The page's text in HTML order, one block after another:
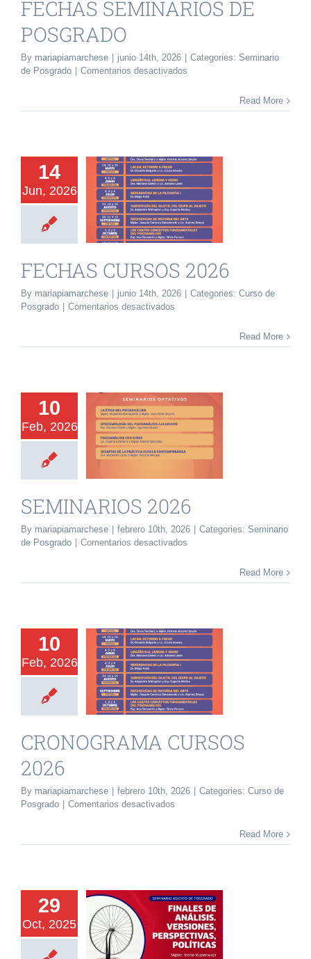
INVESTIGACIÓN Y EVENTOS
TESIS
CONTACTO
FECHAS SEMINARIOS DE
POSGRADO
By mariapiamarchese junio 14th, 2026 Categories: Seminario
de Posgrado
Comentarios desactivados
SEMINARIOS
DE
Read More
14
Jun, 2026
CURSOS
de Posgrado
FECHAS CURSOS 2026
By mariapiamarchese junio 14th, 2026 Categories: Curso de
Posgrado
Comentarios desactivados
2026
Read More
10
Feb, 2026
2026
de Posgrado
SEMINARIOS 2026
By mariapiamarchese febrero 10th, 2026 Categories: Seminario
de Posgrado
Comentarios desactivados
Read More
10
Feb, 2026
2026
de Posgrado
CRONOGRAMA CURSOS
2026
By mariapiamarchese febrero 10th, 2026 Categories: Curso de
Posgrado
Comentarios desactivados
2026
Read More
29
Oct, 2025
DE